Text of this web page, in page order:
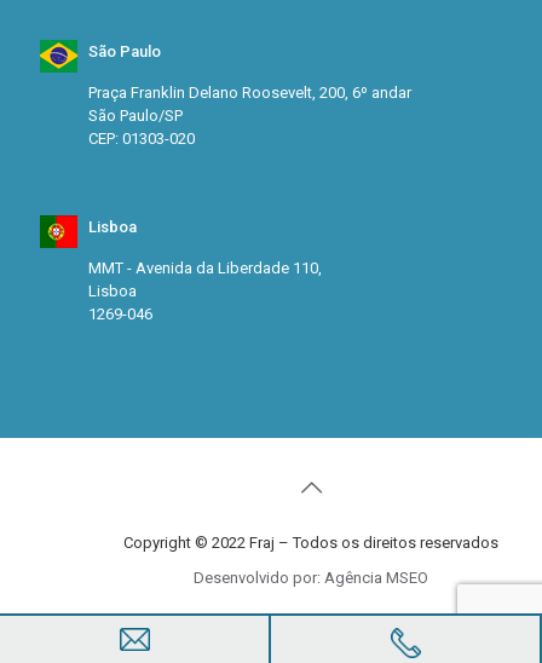
São Paulo
Praça Franklin Delano Roosevelt, 200, 6º andar
São Paulo/SP
CEP: 01303-020
Lisboa
MMT - Avenida da Liberdade 110,
Lisboa
1269-046
Copyright © 2022 Fraj – Todos os direitos reservados
Desenvolvido por: Agência MSEO